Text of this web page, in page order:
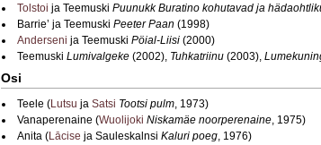
Tolstoi ja Teemuski Puunukk Buratino kohutavad ja
Barrie’ ja Teemuski Peeter Paan (1998)
Anderseni ja Teemuski Pöial-Liisi (2000)
Teemuski Lumivalgeke (2002), Tuhkatriinu (2003),
Osi
Teele (Lutsu ja Satsi Tootsi pulm, 1973)
Vanaperenaine (Wuolijoki Niskamäe noorperenaine, 1975)
Anita (Lācise ja Sauleskalnsi Kaluri poeg, 1976)